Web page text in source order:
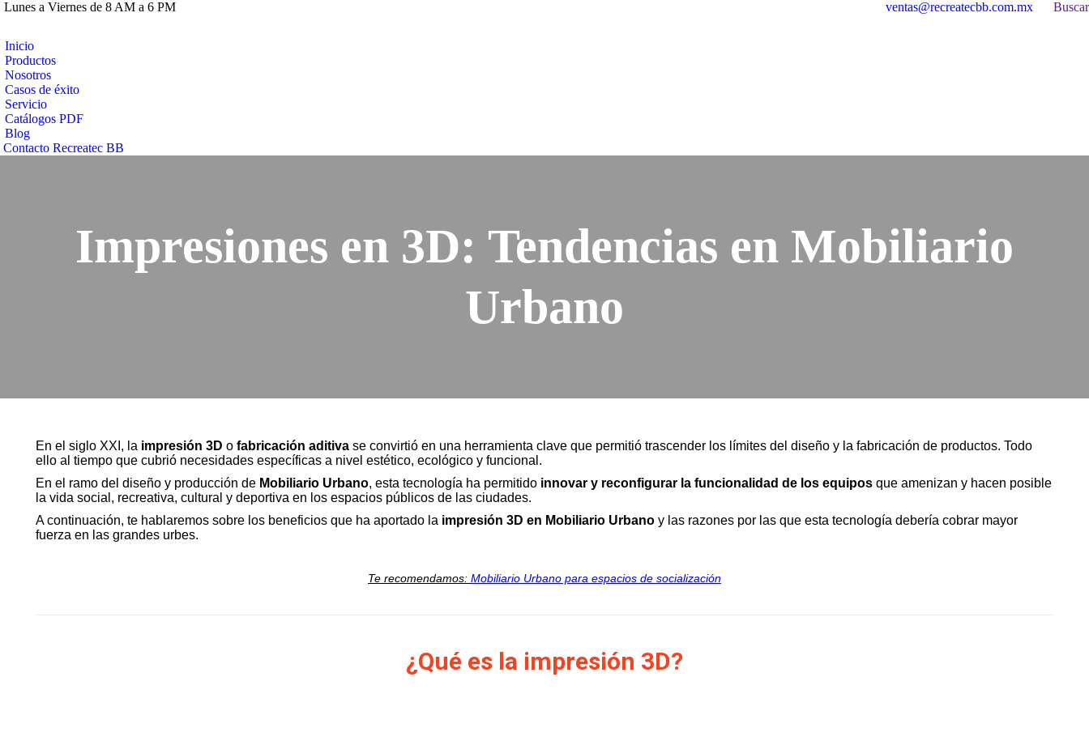
Lunes a Viernes de 8 AM a 6 PM ventas@recreatecbb.com.mx Buscar:
Buscar
Inicio
Productos
Nosotros
Casos de éxito
Servicio
Catálogos PDF
Blog
Contacto Recreatec BB
Impresiones en 3D: Tendencias en Mobiliario
Urbano
En el siglo XXI, la impresión 3D o fabricación aditiva se convirtió en una herramienta clave que permitió trascender los límites del diseño y la fabricación de productos. Todo
ello al tiempo que cubrió necesidades específicas a nivel estético, ecológico y funcional.
En el ramo del diseño y producción de Mobiliario Urbano, esta tecnología ha permitido innovar y reconfigurar la funcionalidad de los equipos que amenizan y hacen posible
la vida social, recreativa, cultural y deportiva en los espacios públicos de las ciudades.
A continuación, te hablaremos sobre los beneficios que ha aportado la impresión 3D en Mobiliario Urbano y las razones por las que esta tecnología debería cobrar mayor
fuerza en las grandes urbes.
Te recomendamos: Mobiliario Urbano para espacios de socialización
¿Qué es la impresión 3D?